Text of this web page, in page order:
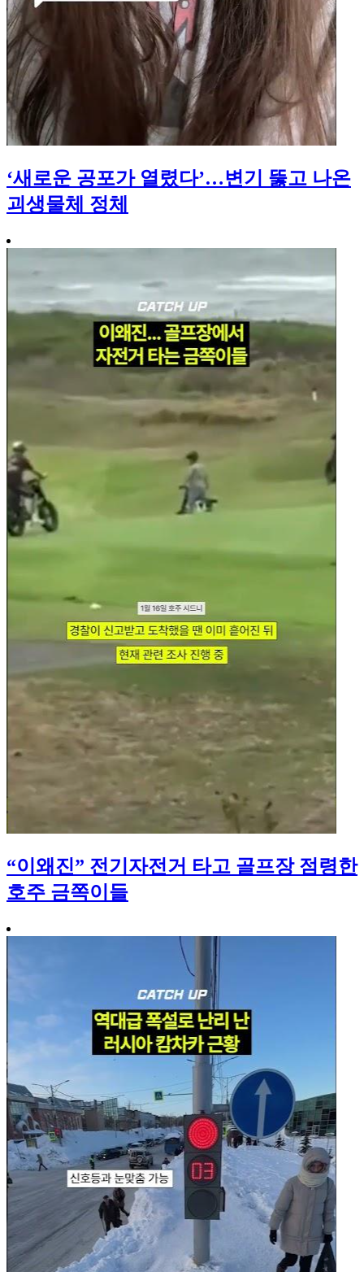
‘새로운 공포가 열렸다’…변기 뚫고 나온
괴생물체 정체
“이왜진” 전기자전거 타고 골프장 점령한
호주 금쪽이들